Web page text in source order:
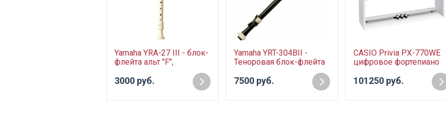
Yamaha YRA-27 III - блок-
флейта альт "F",
немецкая система, цвет
белый
3000 руб.
Yamaha YRT-304BII -
Теноровая блок-флейта
7500 руб.
CASIO Privia PX-770WE
цифровое фортепиано
101250 руб.